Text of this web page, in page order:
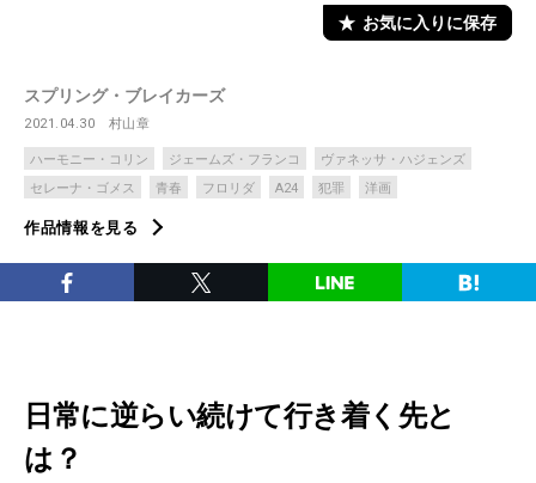
お気に入りに保存
スプリング・ブレイカーズ
2021.04.30 村山章
ハーモニー・コリン ジェームズ・フランコ
ヴァネッサ・ハジェンズ
セレーナ・ゴメス
青春 フロリダ A24 犯罪 洋画
作品情報を見る
日常に逆らい続けて行き着く先と
は？